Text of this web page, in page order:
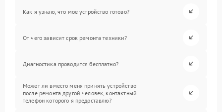
Как я узнаю, что мое устройство готово?
От чего зависит срок ремонта техники?
Диагностика проводится бесплатно?
Может ли вместо меня принять устройство
после ремонта другой человек, контактный
телефон которого я предоставлю?